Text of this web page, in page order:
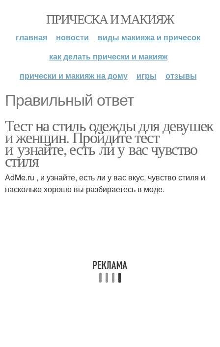
ПРИЧЕСКА И МАКИЯЖ
главная новости
виды макияжа и причесок
как делать прически и макияж
прически и макияж на дому
игры отзывы
Правильный ответ
Тест на стиль одежды для девушек
и женщин. Пройдите тест
и узнайте, есть ли у вас чувство
стиля
AdMe.ru , и узнайте, есть ли у вас вкус, чувство стиля и
насколько хорошо вы разбираетесь в моде.